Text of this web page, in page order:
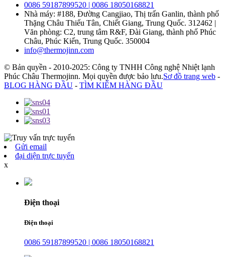
0086 59187899520 | 0086 18050168821
Nhà máy: #188, Đường Cangjiao, Thị trấn Ganlin, thành phố
Thặng Châu Thiếu Tân, Chiết Giang, Trung Quốc. 312462 |
Văn phòng: C2, trung tâm R&F, Đài Giang, thành phố Phúc
Châu, Phúc Kiến, Trung Quốc. 350004
info@thermojinn.com
© Bản quyền - 2010-2025: Công ty TNHH Công nghệ Nhiệt lạnh
Phúc Châu Thermojinn. Mọi quyền được bảo lưu.Sơ đồ trang web -
BLOG HÀNG ĐẦU - TÌM KIẾM HÀNG ĐẦU
Gửi email
đại diện trực tuyến
x
Điện thoại
Điện thoại
0086 59187899520 | 0086 18050168821